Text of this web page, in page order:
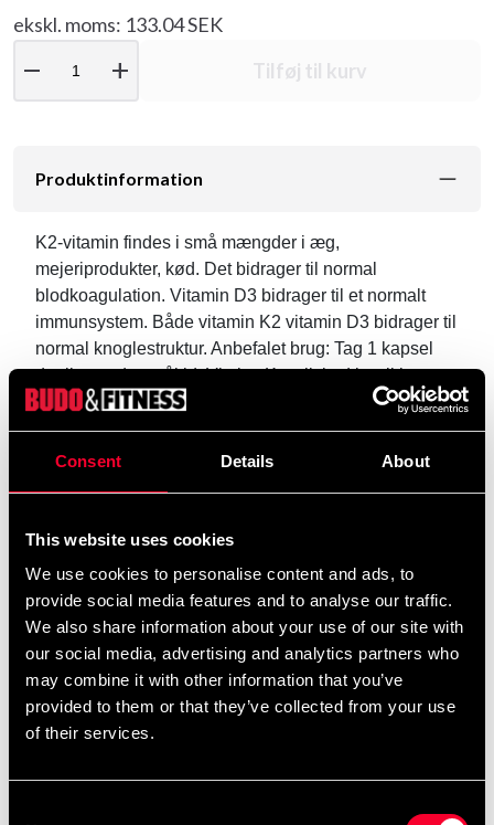
Consent Details About
This website uses cookies
We use cookies to personalise content and ads, to
provide social media features and to analyse our traffic.
We also share information about your use of our site with
our social media, advertising and analytics partners who
may combine it with other information that you’ve
provided to them or that they’ve collected from your use
of their services.
ekskl. moms: 133.04 SEK
remove add Tilføj til kurv
Produktinformation
K2-vitamin findes i små mængder i æg,
mejeriprodukter, kød. Det bidrager til normal
blodkoagulation. Vitamin D3 bidrager til et normalt
immunsystem. Både vitamin K2 vitamin D3 bidrager til
normal knoglestruktur. Anbefalet brug: Tag 1 kapsel
dagligt med et måltid. Vigtigt: Kosttilskud bør ikke
bruges som et alternativ til en varieret kost. ikke
overskride den anbefalede maksimale daglige dosis
Advarsel: Personer med hæmofili, samt dem, der
tager kosttilskud med K2-vitamin Opbevaring: Tørt og
Detaljerede oplysninger
Anbefalede produkter